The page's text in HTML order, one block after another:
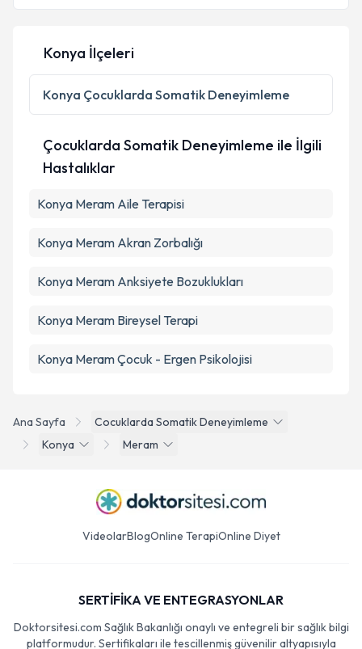
E-posta Adresiniz
Kişisel verilerimin işlenmesine ilişkin
Aydınlatma
Metni'ni okudum ve kişisel verilerimin belirtilen
Ana Sayfa
Cocuklarda Somatik Deneyimleme
Konya
Meram
Konya İlçeleri
Konya Çocuklarda Somatik Deneyimleme
Çocuklarda Somatik Deneyimleme ile İlgili
Hastalıklar
Konya Meram Aile Terapisi
Konya Meram Akran Zorbalığı
Konya Meram Anksiyete Bozuklukları
Konya Meram Bireysel Terapi
Konya Meram Çocuk - Ergen Psikolojisi
VideolarBlogOnline TerapiOnline Diyet
SERTİFİKA VE ENTEGRASYONLAR
Doktorsitesi.com Sağlık Bakanlığı onaylı ve entegreli bir sağlık bilgi
platformudur. Sertifikaları ile tescillenmiş güvenilir altyapısıyla